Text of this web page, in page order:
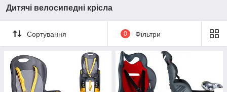
Дитячі велосипедні крісла
Сортування 0 Фільтри